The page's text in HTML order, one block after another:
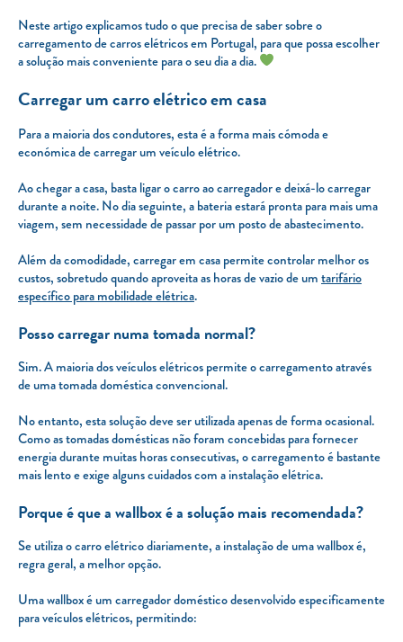
Neste artigo explicamos tudo o que precisa de saber sobre o
carregamento de carros elétricos em Portugal, para que possa escolher
a solução mais conveniente para o seu dia a dia.
Carregar um carro elétrico em casa
Para a maioria dos condutores, esta é a forma mais cómoda e
económica de carregar um veículo elétrico.
Ao chegar a casa, basta ligar o carro ao carregador e deixá-lo carregar
durante a noite. No dia seguinte, a bateria estará pronta para mais uma
viagem, sem necessidade de passar por um posto de abastecimento.
Além da comodidade, carregar em casa permite controlar melhor os
custos, sobretudo quando aproveita as horas de vazio de umtarifário
específico para mobilidade elétrica.
Posso carregar numa tomada normal?
Sim. A maioria dos veículos elétricos permite o carregamento através
de uma tomada doméstica convencional.
No entanto, esta solução deve ser utilizada apenas de forma ocasional.
Como as tomadas domésticas não foram concebidas para fornecer
energia durante muitas horas consecutivas, o carregamento é bastante
mais lento e exige alguns cuidados com a instalação elétrica.
Porque é que a wallbox é a solução mais recomendada?
Se utiliza o carro elétrico diariamente, a instalação de uma wallbox é,
regra geral, a melhor opção.
Uma wallbox é um carregador doméstico desenvolvido especificamente
para veículos elétricos, permitindo: